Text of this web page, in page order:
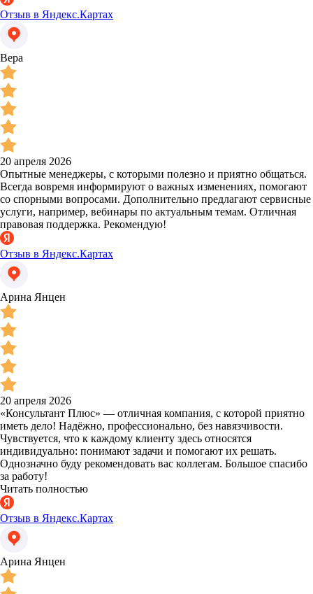
Отзыв в Яндекс.Картах
Вера
20 апреля 2026
Опытные менеджеры, с которыми полезно и приятно общаться.
Всегда вовремя информируют о важных изменениях, помогают
со спорными вопросами. Дополнительно предлагают сервисные
услуги, например, вебинары по актуальным темам. Отличная
правовая поддержка. Рекомендую!
Отзыв в Яндекс.Картах
Арина Янцен
20 апреля 2026
«Консультант Плюс» — отличная компания, с которой приятно
иметь дело! Надёжно, профессионально, без навязчивости.
Чувствуется, что к каждому клиенту здесь относятся
индивидуально: понимают задачи и помогают их решать.
Однозначно буду рекомендовать вас коллегам. Большое спасибо
за работу!
Читать полностью
Отзыв в Яндекс.Картах
Арина Янцен